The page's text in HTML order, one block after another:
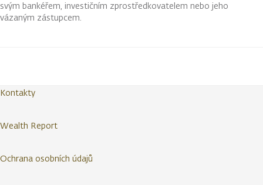
svým bankéřem, investičním zprostředkovatelem nebo jeho
vázaným zástupcem.
Kontakty
Wealth Report
Ochrana osobních údajů